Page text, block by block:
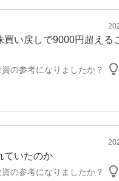
買い戻しで9000円超える
資の参考になりましたか？
ていたのか
資の参考になりましたか？